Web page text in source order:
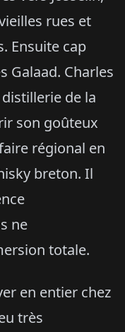
rues et
Ensuite cap
Galaad. Charles
de la
son goûteux
régional en
breton. Il
ne
totale.
en entier chez
très